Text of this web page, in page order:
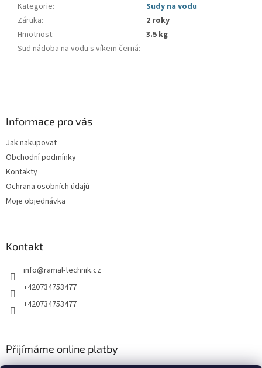
Kategorie:
Sudy na vodu
Záruka:
2 roky
Hmotnost:
3.5 kg
Sud nádoba na vodu s víkem černá:
Informace pro vás
Jak nakupovat
Obchodní podmínky
Kontakty
Ochrana osobních údajů
Moje objednávka
Kontakt
info@ramal-technik.cz
+420734753477
+420734753477
Přijímáme online platby